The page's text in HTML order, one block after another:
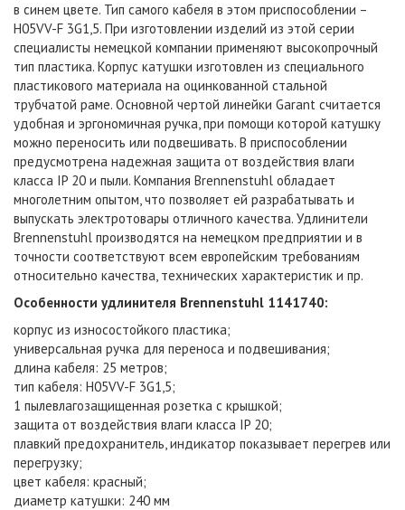
в синем цвете. Тип самого кабеля в этом приспособлении –
H05VV-F 3G1,5. При изготовлении изделий из этой серии
специалисты немецкой компании применяют высокопрочный
тип пластика. Корпус катушки изготовлен из специального
пластикового материала на оцинкованной стальной
трубчатой раме. Основной чертой линейки Garant считается
удобная и эргономичная ручка, при помощи которой катушку
можно переносить или подвешивать. В приспособлении
предусмотрена надежная защита от воздействия влаги
класса IP 20 и пыли. Компания Brennenstuhl обладает
многолетним опытом, что позволяет ей разрабатывать и
выпускать электротовары отличного качества. Удлинители
Brennenstuhl производятся на немецком предприятии и в
точности соответствуют всем европейским требованиям
относительно качества, технических характеристик и пр.
Особенности удлинителя Brennenstuhl 1141740:
корпус из износостойкого пластика;
универсальная ручка для переноса и подвешивания;
длина кабеля: 25 метров;
тип кабеля: H05VV-F 3G1,5;
1 пылевлагозащищенная розетка с крышкой;
защита от воздействия влаги класса IP 20;
плавкий предохранитель, индикатор показывает перегрев или
перегрузку;
цвет кабеля: красный;
диаметр катушки: 240 мм